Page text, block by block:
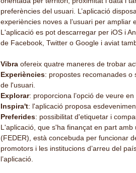
preferències del usuari. L’aplicació
experiències noves a l’usuari per ampliar
L'aplicació es pot descarregar per iOS i
de Facebook, Twitter o Google i aviat
Vibra ofereix quatre maneres de trobar
Experiències: propostes recomanades o
de l'usuari.
Explorar: proporciona l’opció de veure
Inspira't: l'aplicació proposa
Preferides: possibilitat d'etiquetar i
L'aplicació, que s'ha finançat en part
(FEDER), està concebuda per funcionar
promotors i les institucions d’arreu del
l’aplicació.